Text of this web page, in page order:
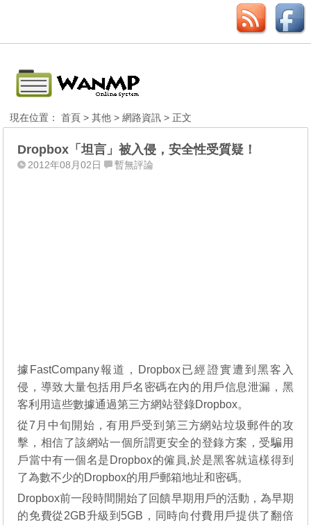
現在位置：首頁 >其他 >網路資訊 > 正文
Dropbox「坦言」被入侵，安全性受質疑！
2012年08月02日 暫無評論
據FastCompany報道，Dropbox已經證實遭到黑客入
侵，導致大量包括用戶名密碼在內的用戶信息泄漏，黑
客利用這些數據通過第三方網站登錄Dropbox。
從7月中旬開始，有用戶受到第三方網站垃圾郵件的攻
擊，相信了該網站一個所謂更安全的登錄方案，受騙用
戶當中有一個名是Dropbox的僱員,於是黑客就這樣得到
了為數不少的Dropbox的用戶郵箱地址和密碼。
Dropbox前一段時間開始了回饋早期用戶的活動，為早期
的免費從2GB升級到5GB，同時向付費用戶提供了翻倍